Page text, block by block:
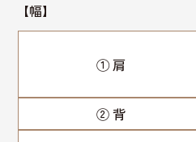
【幅】
① 肩
② 背